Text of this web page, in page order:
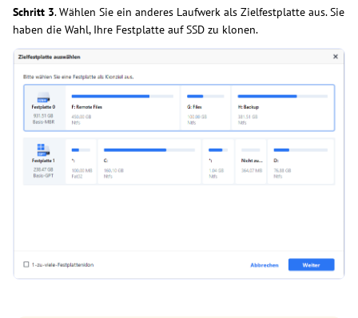
Schritt 3. Wählen Sie ein anderes Laufwerk als Zielfestplatte aus. Sie
haben die Wahl, Ihre Festplatte auf SSD zu klonen.